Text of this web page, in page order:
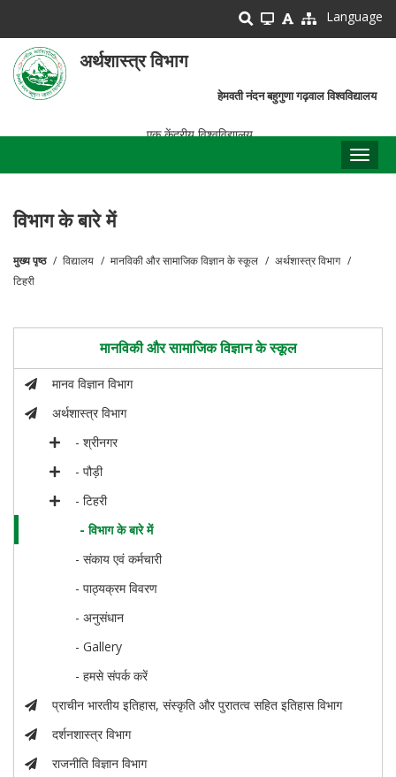
main
content
Language
अर्थशास्त्र विभाग
हेमवती नंदन बहुगुणा गढ़वाल विश्वविद्यालय
एक केंद्रीय विश्वविद्यालय
विभाग के बारे में
पग
मुख्य पृष्ठ विद्यालय मानविकी और सामाजिक विज्ञान के स्कूल
अर्थशास्त्र विभाग
टिहरी
मानविकी और सामाजिक विज्ञान के स्कूल
मानव विज्ञान विभाग
अर्थशास्त्र विभाग
- श्रीनगर
- पौड़ी
- टिहरी
- विभाग के बारे में
- संकाय एवं कर्मचारी
- पाठ्यक्रम विवरण
- अनुसंधान
- Gallery
- हमसे संपर्क करें
प्राचीन भारतीय इतिहास, संस्कृति और पुरातत्व सहित इतिहास विभाग
दर्शनशास्त्र विभाग
राजनीति विज्ञान विभाग